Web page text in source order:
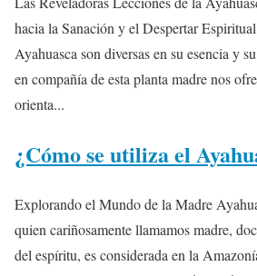
hacia la Sanación y el Despertar
Ayahuasca son diversas en su esencia y
en compañía de esta planta madre nos
orienta...
¿Cómo se utiliza el
Explorando el Mundo de la Madre
quien cariñosamente llamamos madre,
del espíritu, es considerada en la